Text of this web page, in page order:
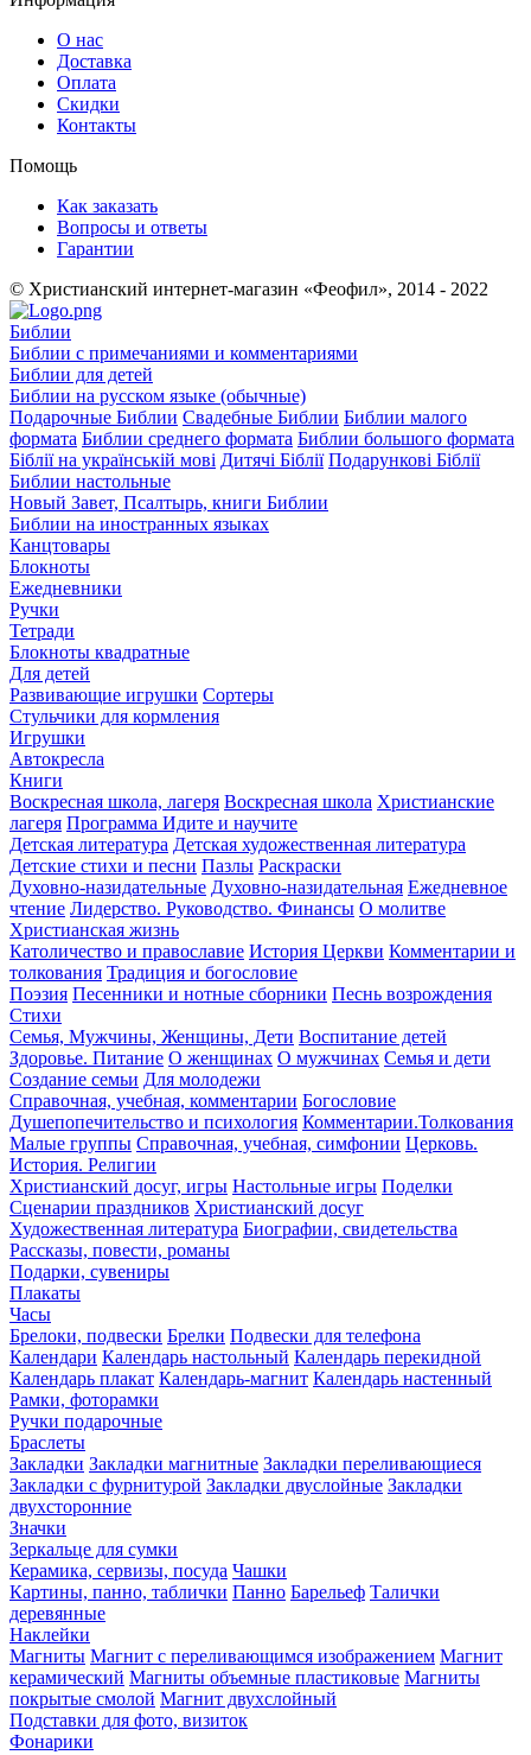
О нас
Доставка
Оплата
Скидки
Контакты
Помощь
Как заказать
Вопросы и ответы
Гарантии
© Христианский интернет-магазин «Феофил», 2014 - 2022
Библии
Библии с примечаниями и комментариями
Библии для детей
Библии на русском языке (обычные)
Подарочные Библии Свадебные Библии Библии малого
формата Библии среднего формата Библии большого формата
Біблії на українській мові Дитячі Біблії Подарункові Біблії
Библии настольные
Новый Завет, Псалтырь, книги Библии
Библии на иностранных языках
Канцтовары
Блокноты
Ежедневники
Ручки
Тетради
Блокноты квадратные
Для детей
Развивающие игрушки Сортеры
Стульчики для кормления
Игрушки
Автокресла
Книги
Воскресная школа, лагеря Воскресная школа Христианские
лагеря Программа Идите и научите
Детская литература Детская художественная литература
Детские стихи и песни Пазлы Раскраски
Духовно-назидательные Духовно-назидательная Ежедневное
чтение Лидерство. Руководство. Финансы О молитве
Христианская жизнь
Католичество и православие История Церкви Комментарии и
толкования Традиция и богословие
Поэзия Песенники и нотные сборники Песнь возрождения
Стихи
Семья, Мужчины, Женщины, Дети Воспитание детей
Здоровье. Питание О женщинах О мужчинах Семья и дети
Создание семьи Для молодежи
Справочная, учебная, комментарии Богословие
Душепопечительство и психология Комментарии.Толкования
Малые группы Справочная, учебная, симфонии Церковь.
История. Религии
Христианский досуг, игры Настольные игры Поделки
Сценарии праздников Христианский досуг
Художественная литература Биографии, свидетельства
Рассказы, повести, романы
Подарки, сувениры
Плакаты
Часы
Брелоки, подвески Брелки Подвески для телефона
Календари Календарь настольный Календарь перекидной
Календарь плакат Календарь-магнит Календарь настенный
Рамки, фоторамки
Ручки подарочные
Браслеты
Закладки Закладки магнитные Закладки переливающиеся
Закладки с фурнитурой Закладки двуслойные Закладки
двухсторонние
Значки
Зеркальце для сумки
Керамика, сервизы, посуда Чашки
Картины, панно, таблички Панно Барельеф Талички
деревянные
Наклейки
Магниты Магнит с переливающимся изображением Магнит
керамический Магниты объемные пластиковые Магниты
покрытые смолой Магнит двухслойный
Подставки для фото, визиток
Фонарики